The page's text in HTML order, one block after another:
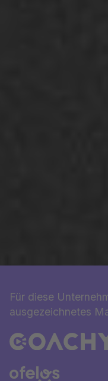
Für diese
ausgezeichnetes